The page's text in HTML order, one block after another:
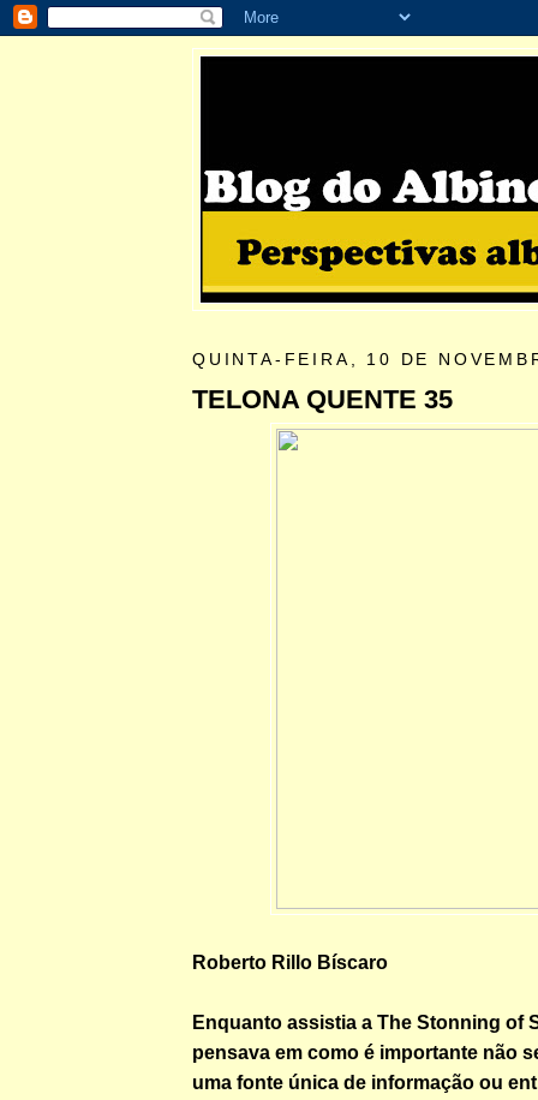
QUINTA-FEIRA, 10 DE
TELONA QUENTE 35
Roberto Rillo Bíscaro
Enquanto assistia a The Stonning of
pensava em como é importante não
uma fonte única de informação ou